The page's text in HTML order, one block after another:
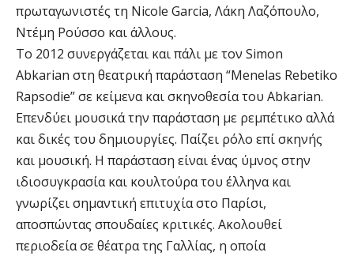
πρωταγωνιστές τη Nicole Garcia, Λάκη Λαζόπουλο,
Ντέμη Ρούσσο και άλλους.
Το 2012 συνεργάζεται και πάλι με τον Simon
Abkarian στη θεατρική παράσταση “Menelas Rebetiko
Rapsodie” σε κείμενα και σκηνοθεσία του Abkarian.
Επενδύει μουσικά την παράσταση με ρεμπέτικο αλλά
και δικές του δημιουργίες. Παίζει ρόλο επί σκηνής
και μουσική. Η παράσταση είναι ένας ύμνος στην
ιδιοσυγκρασία και κουλτούρα του έλληνα και
γνωρίζει σημαντική επιτυχία στο Παρίσι,
αποσπώντας σπουδαίες κριτικές. Ακολουθεί
περιοδεία σε θέατρα της Γαλλίας, η οποία